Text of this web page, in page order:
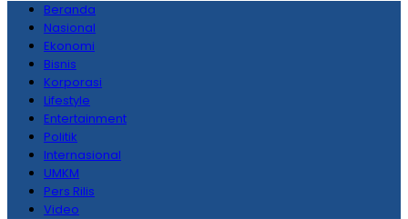
Beranda
Nasional
Ekonomi
Bisnis
Korporasi
Lifestyle
Entertainment
Politik
Internasional
UMKM
Pers Rilis
Video